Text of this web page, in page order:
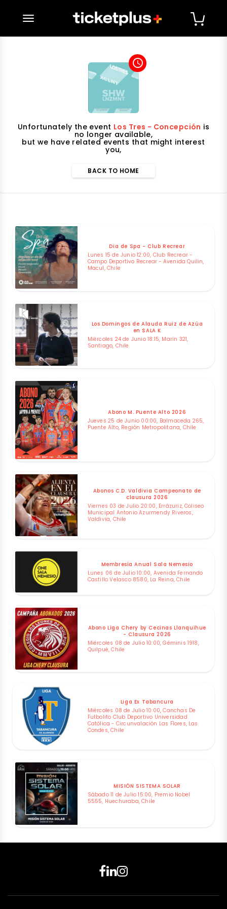
desplegar navegación
access_time
Unfortunately the event Los Tres - Concepción is
no longer available,
but we have related events that might interest
you,
BACK TO HOME
Dia de Spa - Club Recrear
Lunes 15 de Junio 12:00, Club Recrear -
Campo Deportivo Recrear - Avenida Quilin,
Macul, Chile
Los Domingos de Alauda Ruiz de Azúa
en SALA K
Miércoles 24 de Junio 18:15, Marín 321,
Santiago, Chile
Abono M. Puente Alto 2026
Jueves 25 de Junio 00:00, Balmaceda 265,
Puente Alto, Región Metropolitana, Chile
Abonos C.D. Valdivia Campeonato de
clausura 2026
Viernes 03 de Julio 20:00, Errázuriz, Coliseo
Municipal Antonio Azurmendy Riveros,
Valdivia, Chile
Membresía Anual Sala Nemesio
Lunes 06 de Julio 10:00, Avenida Fernando
Castillo Velasco 8580, La Reina, Chile
Abono Liga Chery by Cecinas Llanquihue
- Clausura 2026
Miércoles 08 de Julio 10:00, Géminis 1918,
Quilpué, Chile
Liga Ex Tabancura
Miércoles 08 de Julio 10:00, Canchas De
Futbolito Club Deportivo Universidad
Católica - Circunvalación Las Flores, Las
Condes, Chile
MISIÓN SISTEMA SOLAR
Sábado 11 de Julio 15:00, Premio Nobel
5555, Huechuraba, Chile